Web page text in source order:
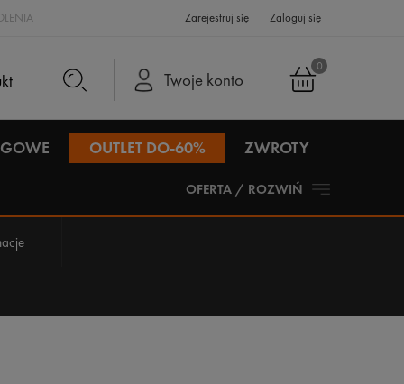
Zarejestruj się Zaloguj się
0
Twoje konto
OUTLET DO-60% ZWROTY
OFERTA / ROZWIŃ